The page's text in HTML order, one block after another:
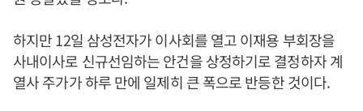
하지만 12일 삼성전자가 이사회를 열고 이재용 부회장을
사내이사로 신규선임하는 안건을 상정하기로 결정하자 계
열사 주가가 하루 만에 일제히 큰 폭으로 반등한 것이다.